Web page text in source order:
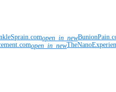
open_in_new
open_in_new